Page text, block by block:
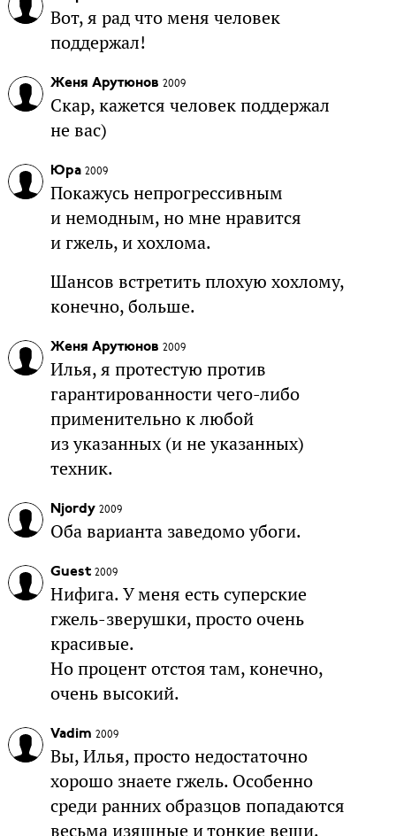
Вот, я рад что меня человек
поддержал!
Женя Арутюнов 2009
Скар, кажется человек поддержал
не вас)
Юра 2009
Покажусь непрогрессивным
и немодным, но мне нравится
и гжель, и хохлома.
Шансов встретить плохую хохлому,
конечно, больше.
Женя Арутюнов 2009
Илья, я протестую против
гарантированности чего-либо
применительно к любой
из указанных (и не указанных)
техник.
Njordy 2009
Оба варианта заведомо убоги.
Guest 2009
Нифига. У меня есть суперские
гжель-зверушки, просто очень
красивые.
Но процент отстоя там, конечно,
очень высокий.
Vadim 2009
Вы, Илья, просто недостаточно
хорошо знаете гжель. Особенно
среди ранних образцов попадаются
весьма изящные и тонкие вещи.